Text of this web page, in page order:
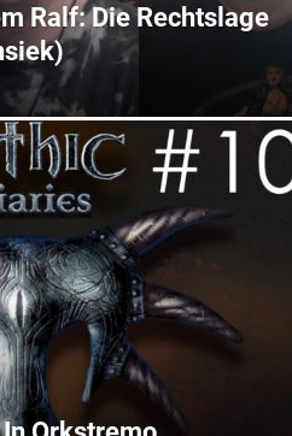
Ralf: Die Rechtslage